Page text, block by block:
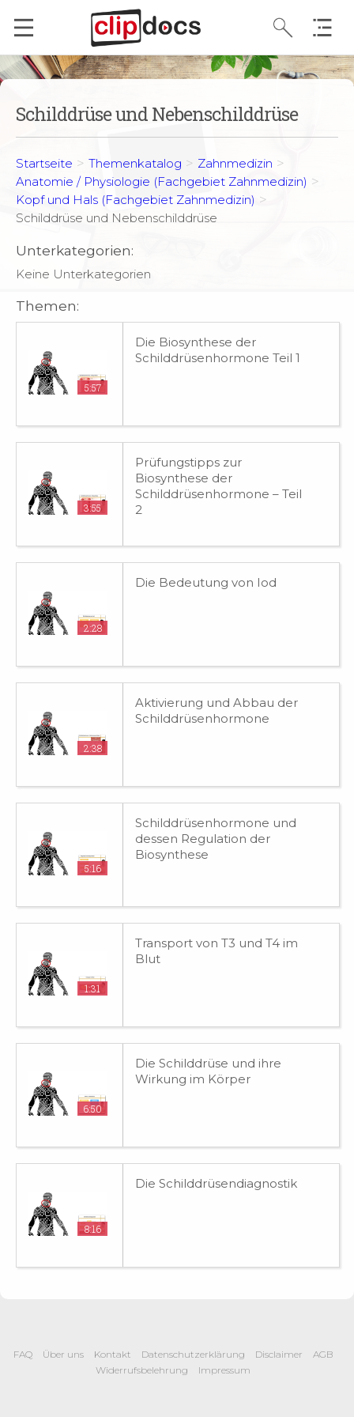
Schilddrüse und Nebenschilddrüse
Startseite > Themenkatalog > Zahnmedizin >
Anatomie / Physiologie (Fachgebiet Zahnmedizin) >
Kopf und Hals (Fachgebiet Zahnmedizin) >
Schilddrüse und Nebenschilddrüse
Unterkategorien:
Keine Unterkategorien
Themen:
5:57
Die Biosynthese der
Schilddrüsenhormone Teil 1
3:55
Prüfungstipps zur
Biosynthese der
Schilddrüsenhormone – Teil
2
2:28
Die Bedeutung von Iod
2:38
Aktivierung und Abbau der
Schilddrüsenhormone
5:16
Schilddrüsenhormone und
dessen Regulation der
Biosynthese
1:31
Transport von T3 und T4 im
Blut
6:50
Die Schilddrüse und ihre
Wirkung im Körper
8:16
Die Schilddrüsendiagnostik
FAQ Über uns Kontakt Datenschutzerklärung Disclaimer
AGB
Widerrufsbelehrung
Impressum